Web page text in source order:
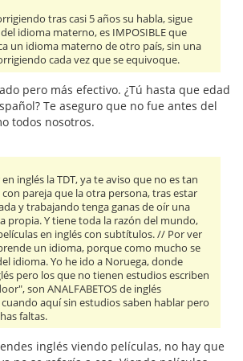
tras casi 5 años su habla, sigue
idioma materno, es IMPOSIBLE que
un idioma materno de otro país, sin una
cada vez que se equivoque.
pero más efectivo. ¿Tú hasta que edad
Te aseguro que no fue antes del
todos nosotros.
inglés la TDT, ya te aviso que no es tan
pareja que la otra persona, tras estar
y trabajando tenga ganas de oír una
propia. Y tiene toda la razón del mundo,
en inglés con subtítulos. // Por ver
un idioma, porque como mucho se
idioma. Yo he ido a Noruega, donde
pero los que no tienen estudios escriben
son ANALFABETOS de inglés
aquí sin estudios saben hablar pero
faltas.
inglés viendo películas, no hay que